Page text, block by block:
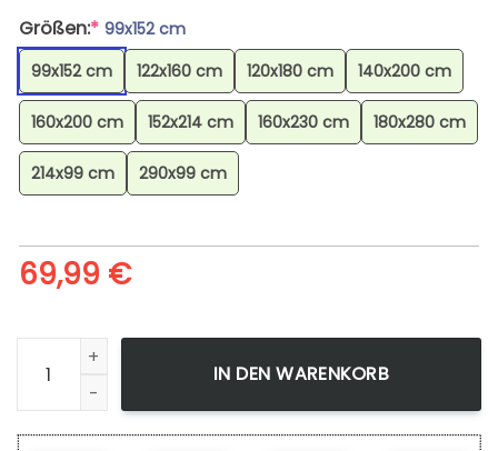
Größen:* 99x152 cm
99x152 cm
122x160 cm 120x180 cm 140x200 cm
160x200 cm 152x214 cm 160x230 cm 180x280 cm
214x99 cm 290x99 cm
69,99 €
Despotar Pokmon Tyranitar Pokemon 5 Teppich,
IN DEN WARENKORB